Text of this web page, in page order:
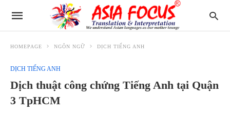
HOMEPAGE NGÔN NGỮ DỊCH TIẾNG ANH
DỊCH TIẾNG ANH
Dịch thuật công chứng Tiếng Anh tại Quận
3 TpHCM